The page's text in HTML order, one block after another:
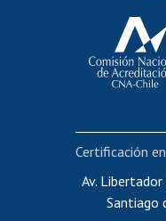
Cursos
Portal
Av. Libertador
Santiago
Certificación